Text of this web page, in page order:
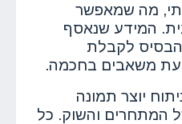
מה שמאפשר
המידע שנאסף
לקבלת
משאבים בחכמה.
יוצר תמונה
המתחרים והשוק. כל